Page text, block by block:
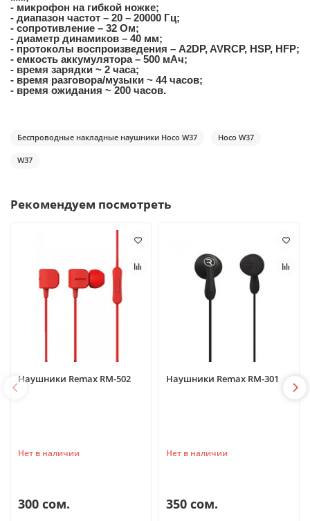
- микрофон на гибкой ножке;
- диапазон частот – 20 – 20000 Гц;
- сопротивление – 32 Ом;
- диаметр динамиков – 40 мм;
- протоколы воспроизведения – A2DP, AVRCP, HSP, HFP;
- емкость аккумулятора – 500 мАч;
- время зарядки ~ 2 часа;
- время разговора/музыки ~ 44 часов;
- время ожидания ~ 200 часов.
Беспроводные накладные наушники Hoco W37 Hoco W37
W37
Рекомендуем посмотреть
Наушники Remax RM-502
Нет в наличии
300 сом.
Наушники Remax RM-301
Нет в наличии
350 сом.